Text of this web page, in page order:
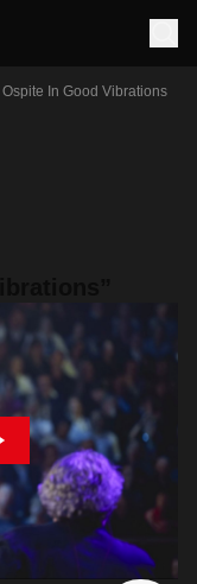
In Good Vibrations